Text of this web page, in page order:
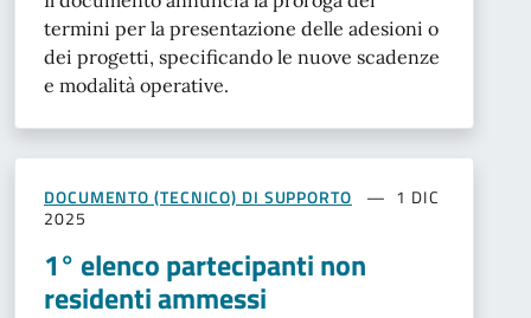
termini per la presentazione delle adesioni o
dei progetti, specificando le nuove scadenze
e modalità operative.
DOCUMENTO (TECNICO) DI SUPPORTO
1 DIC
2025
1° elenco partecipanti non
residenti ammessi